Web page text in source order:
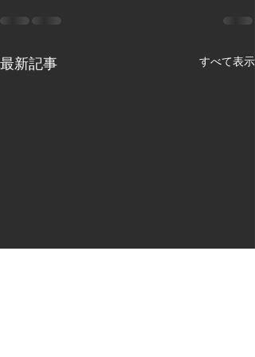
最新記事 すべて表示